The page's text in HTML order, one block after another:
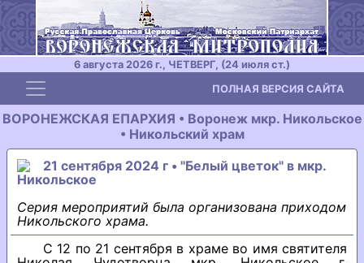
6 августа 2026 г., ЧЕТВЕРГ, (24 июля ст.)
Toggle navigation ПОЛНАЯ ВЕРСИЯ САЙТА
ВОРОНЕЖСКАЯ ЕПАРХИЯ • Воронеж мкр. Никольское
• Никольский храм
21 сентября 2024 г • "Белый цветок" в мкр.
Никольское
Серия мероприятий была организована приходом
Никольского храма.
С 12 по 21 сентября в храме во имя святителя